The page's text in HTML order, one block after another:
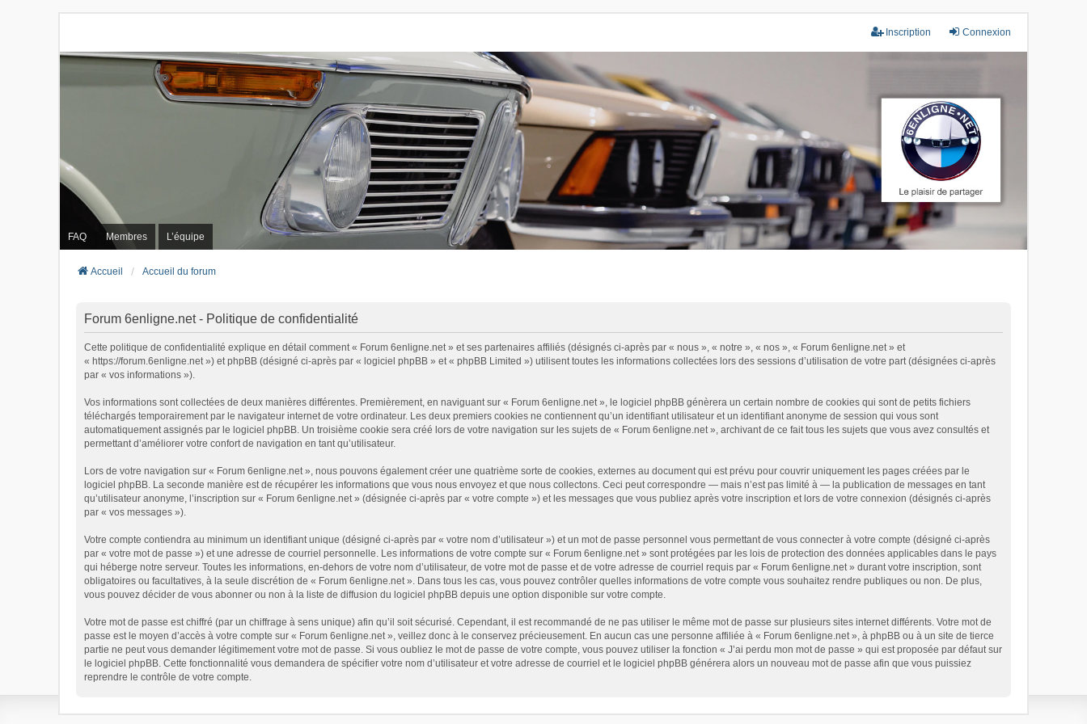
Connexion
Inscription
FAQ Membres L’équipe
Accueil Accueil du forum
Forum 6enligne.net - Politique de confidentialité
Cette politique de confidentialité explique en détail comment « Forum 6enligne.net » et ses partenaires affiliés (désignés ci-après par « nous », « notre », « nos », « Forum 6enligne.net » et
« https://forum.6enligne.net ») et phpBB (désigné ci-après par « logiciel phpBB » et « phpBB Limited ») utilisent toutes les informations collectées lors des sessions d’utilisation de votre part (désignées ci-après
par « vos informations »).
Vos informations sont collectées de deux manières différentes. Premièrement, en naviguant sur « Forum 6enligne.net », le logiciel phpBB génèrera un certain nombre de cookies qui sont de petits fichiers
téléchargés temporairement par le navigateur internet de votre ordinateur. Les deux premiers cookies ne contiennent qu’un identifiant utilisateur et un identifiant anonyme de session qui vous sont
automatiquement assignés par le logiciel phpBB. Un troisième cookie sera créé lors de votre navigation sur les sujets de « Forum 6enligne.net », archivant de ce fait tous les sujets que vous avez consultés et
permettant d’améliorer votre confort de navigation en tant qu’utilisateur.
Lors de votre navigation sur « Forum 6enligne.net », nous pouvons également créer une quatrième sorte de cookies, externes au document qui est prévu pour couvrir uniquement les pages créées par le
logiciel phpBB. La seconde manière est de récupérer les informations que vous nous envoyez et que nous collectons. Ceci peut correspondre — mais n’est pas limité à — la publication de messages en tant
qu’utilisateur anonyme, l’inscription sur « Forum 6enligne.net » (désignée ci-après par « votre compte ») et les messages que vous publiez après votre inscription et lors de votre connexion (désignés ci-après
par « vos messages »).
Votre compte contiendra au minimum un identifiant unique (désigné ci-après par « votre nom d’utilisateur ») et un mot de passe personnel vous permettant de vous connecter à votre compte (désigné ci-après
par « votre mot de passe ») et une adresse de courriel personnelle. Les informations de votre compte sur « Forum 6enligne.net » sont protégées par les lois de protection des données applicables dans le pays
qui héberge notre serveur. Toutes les informations, en-dehors de votre nom d’utilisateur, de votre mot de passe et de votre adresse de courriel requis par « Forum 6enligne.net » durant votre inscription, sont
obligatoires ou facultatives, à la seule discrétion de « Forum 6enligne.net ». Dans tous les cas, vous pouvez contrôler quelles informations de votre compte vous souhaitez rendre publiques ou non. De plus,
vous pouvez décider de vous abonner ou non à la liste de diffusion du logiciel phpBB depuis une option disponible sur votre compte.
Votre mot de passe est chiffré (par un chiffrage à sens unique) afin qu’il soit sécurisé. Cependant, il est recommandé de ne pas utiliser le même mot de passe sur plusieurs sites internet différents. Votre mot de
passe est le moyen d’accès à votre compte sur « Forum 6enligne.net », veillez donc à le conservez précieusement. En aucun cas une personne affiliée à « Forum 6enligne.net », à phpBB ou à un site de tierce
partie ne peut vous demander légitimement votre mot de passe. Si vous oubliez le mot de passe de votre compte, vous pouvez utiliser la fonction « J’ai perdu mon mot de passe » qui est proposée par défaut sur
le logiciel phpBB. Cette fonctionnalité vous demandera de spécifier votre nom d’utilisateur et votre adresse de courriel et le logiciel phpBB générera alors un nouveau mot de passe afin que vous puissiez
reprendre le contrôle de votre compte.